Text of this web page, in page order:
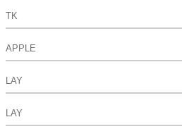
TK
APPLE
LAY
LAY